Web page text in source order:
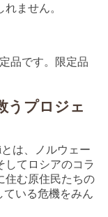
ません。
品です。限定品
うプロジェ
は、ノルウェー
してロシアのコラ
住む原住民たちの
ている危機をみん